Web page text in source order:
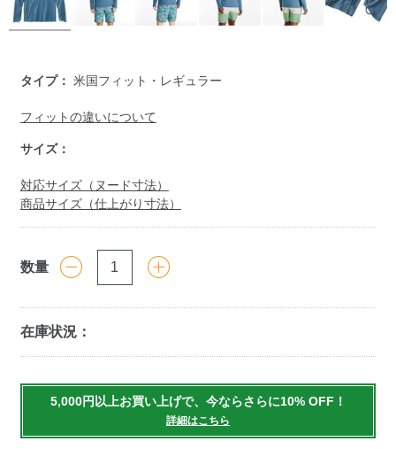
タイプ： 米国フィット・レギュラー
フィットの違いについて
サイズ：
対応サイズ（ヌード寸法）
商品サイズ（仕上がり寸法）
数量
在庫状況：
to
5,000円以上お買い上げで、今ならさらに10% OFF！
詳細はこちら